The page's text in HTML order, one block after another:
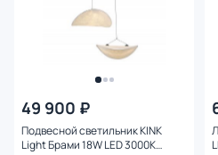
49 900 ₽
Подвесной светильник KINK
Light Брами 18W LED 3000К
Способ крепления
Конструкция
Мощность ламп